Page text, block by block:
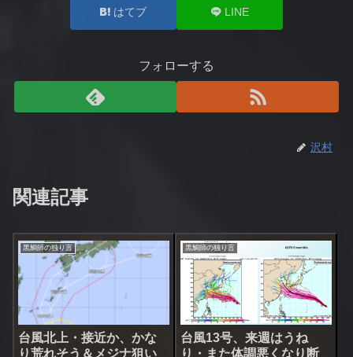
はてブ LINE
フォローする
沢村
関連記事
黒鯛師の独り言
台風北上・接近か、かな
り荒れそう＆メジナ狙い
黒鯛師の独り言
台風13号、来週はうね
り・また体調悪くなり断